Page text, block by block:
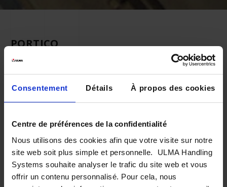
Consentement Détails À propos des cookies
Centre de préférences de la confidentialité
Nous utilisons des cookies afin que votre visite sur notre
site web soit plus simple et personnelle. ULMA Handling
Systems souhaite analyser le trafic du site web et vous
offrir un contenu personnalisé. Pour cela, nous
PORTICO
l’accompagnement d’ULMA Handling
Systems, un processus d’innovation
logistique afin d’optimiser la distribution
à son propre réseau de 100 magasins et
à 6.000 clients dans différents pays.